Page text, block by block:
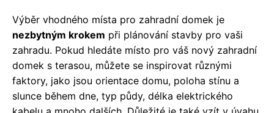
Výběr vhodného místa pro zahradní domek je
nezbytným krokem při plánování stavby pro vaši
zahradu. Pokud hledáte místo pro váš nový zahradní
domek s terasou, můžete se inspirovat různými
faktory, jako jsou orientace domu, poloha stínu a
slunce během dne, typ půdy, délka elektrického